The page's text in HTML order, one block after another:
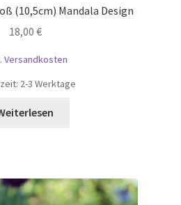
(10,5cm) Mandala Design
18,00 €
Versandkosten
2-3 Werktage